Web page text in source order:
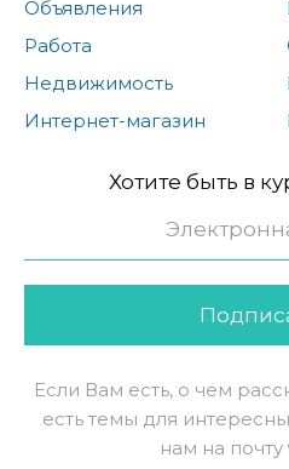
Объявления
Работа
Недвижимость
Интернет-магазин
Хотите быть в
Если Вам есть, о чем
есть темы для
нам на почту